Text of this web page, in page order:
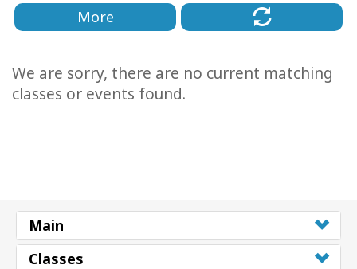
Shop
More
ZOEKEN
More
We are sorry, there are no current matching
classes or events found.
Main
Classes